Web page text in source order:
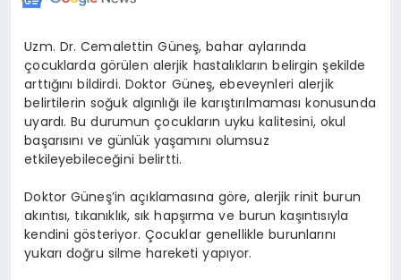
KÜNYE
Uzm. Dr. Cemalettin Güneş, bahar aylarında
çocuklarda görülen alerjik hastalıkların belirgin şekilde
arttığını bildirdi. Doktor Güneş, ebeveynleri alerjik
belirtilerin soğuk algınlığı ile karıştırılmaması konusunda
uyardı. Bu durumun çocukların uyku kalitesini, okul
başarısını ve günlük yaşamını olumsuz
etkileyebileceğini belirtti.
Doktor Güneş’in açıklamasına göre, alerjik rinit burun
akıntısı, tıkanıklık, sık hapşırma ve burun kaşıntısıyla
kendini gösteriyor. Çocuklar genellikle burunlarını
yukarı doğru silme hareketi yapıyor.